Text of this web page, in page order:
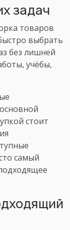
задач
товаров
выбрать
без лишней
учёбы,
стоит
самый